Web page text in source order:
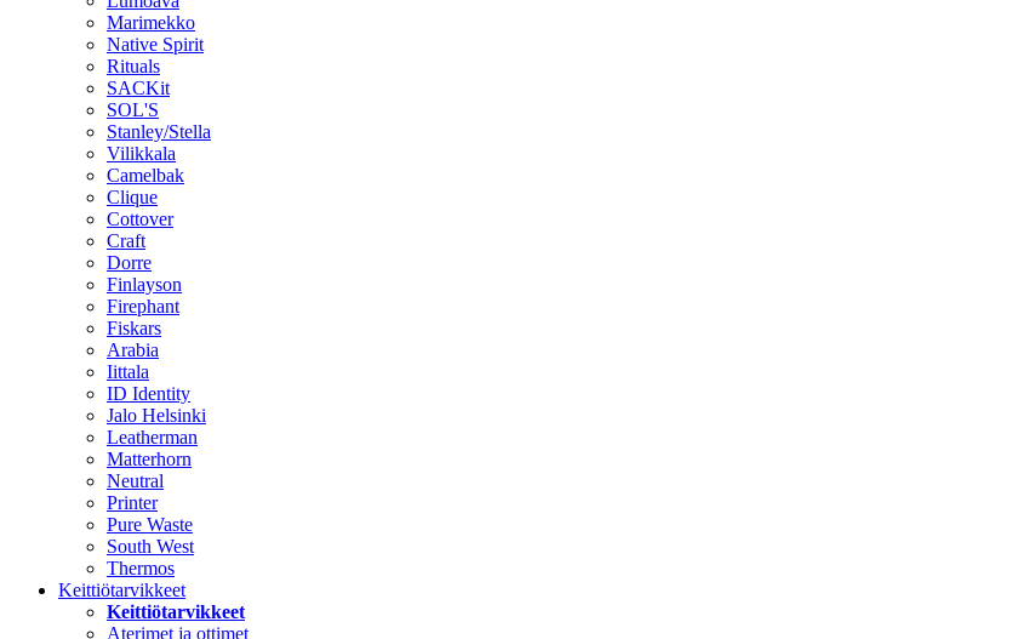
Marimekko
Native Spirit
Rituals
SACKit
SOL'S
Stanley/Stella
Vilikkala
Camelbak
Clique
Cottover
Craft
Dorre
Finlayson
Firephant
Fiskars
Arabia
Iittala
ID Identity
Jalo Helsinki
Leatherman
Matterhorn
Neutral
Printer
Pure Waste
South West
Thermos
Keittiötarvikkeet
Keittiötarvikkeet
Aterimet ja ottimet